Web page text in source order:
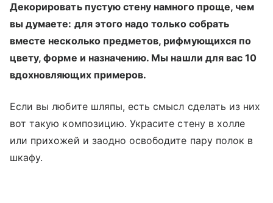
Декорировать пустую стену намного проще, чем
вы думаете: для этого надо только собрать
вместе несколько предметов, рифмующихся по
цвету, форме и назначению. Мы нашли для вас 10
вдохновляющих примеров.
Если вы любите шляпы, есть смысл сделать из них
вот такую композицию. Украсите стену в холле
или прихожей и заодно освободите пару полок в
шкафу.